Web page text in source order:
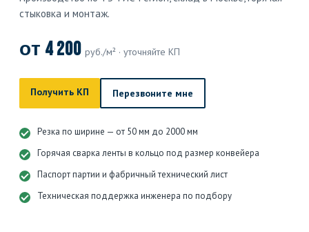
стыковка и монтаж.
от 4 200 руб./м² · уточняйте КП
Получить КП Перезвоните мне
Резка по ширине — от 50 мм до 2000 мм
Горячая сварка ленты в кольцо под размер конвейера
Паспорт партии и фабричный технический лист
Техническая поддержка инженера по подбору